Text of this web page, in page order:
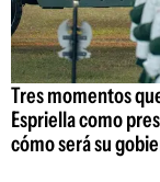
Tres momentos
Espriella como
cómo será su